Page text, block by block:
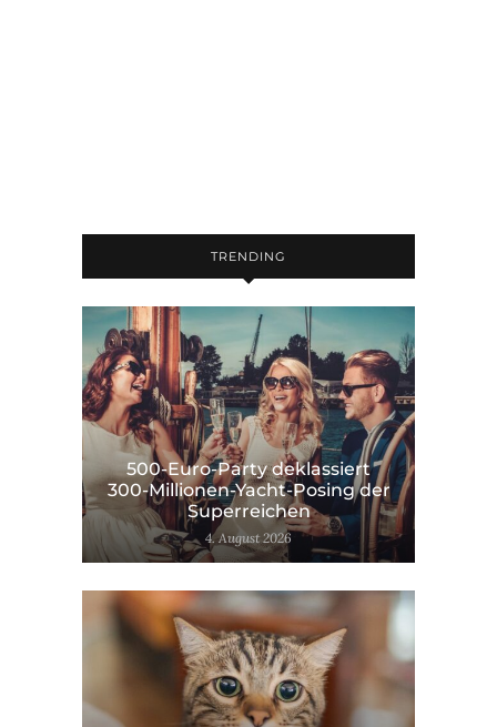
TRENDING
500-Euro-Party deklassiert
300-Millionen-Yacht-Posing der
Superreichen
4. August 2026